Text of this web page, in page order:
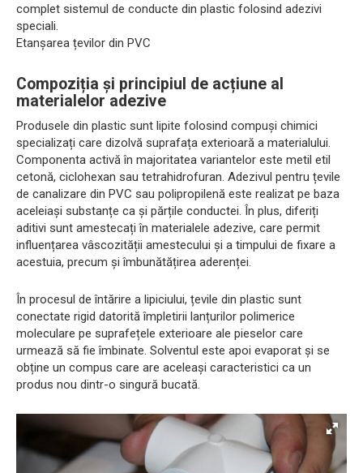
complet sistemul de conducte din plastic folosind adezivi
speciali.
Etanșarea țevilor din PVC
Compoziția și principiul de acțiune al
materialelor adezive
Produsele din plastic sunt lipite folosind compuși chimici
specializați care dizolvă suprafața exterioară a materialului.
Componenta activă în majoritatea variantelor este metil etil
cetonă, ciclohexan sau tetrahidrofuran. Adezivul pentru țevile
de canalizare din PVC sau polipropilenă este realizat pe baza
aceleiași substanțe ca și părțile conductei. În plus, diferiți
aditivi sunt amestecați în materialele adezive, care permit
influențarea vâscozității amestecului și a timpului de fixare a
acestuia, precum și îmbunătățirea aderenței.
În procesul de întărire a lipiciului, țevile din plastic sunt
conectate rigid datorită împletirii lanțurilor polimerice
moleculare pe suprafețele exterioare ale pieselor care
urmează să fie îmbinate. Solventul este apoi evaporat și se
obține un compus care are aceleași caracteristici ca un
produs nou dintr-o singură bucată.